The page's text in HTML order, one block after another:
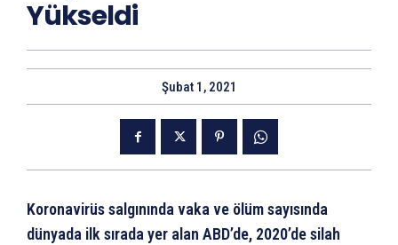
Yükseldi
Şubat 1, 2021
Koronavirüs salgınında vaka ve ölüm sayısında
dünyada ilk sırada yer alan ABD’de, 2020’de silah